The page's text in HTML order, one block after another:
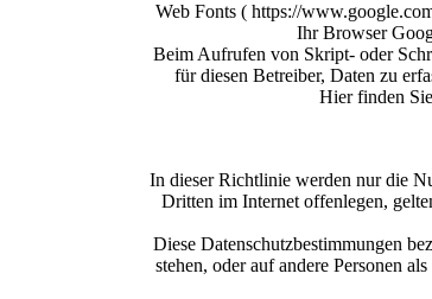
Web Fonts ( https://
Ihr Browser
Beim Aufrufen von Skript- oder
für diesen Betreiber, Daten zu
Hier finden
In dieser Richtlinie werden nur die
Dritten im Internet offenlegen,
Diese Datenschutzbestimmungen
stehen, oder auf andere Personen